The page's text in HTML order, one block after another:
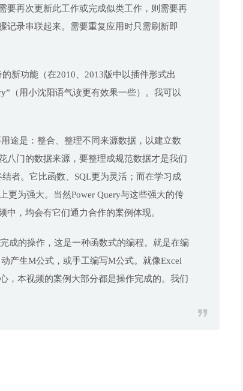
要再次更新此工作或完成似类工作，则需要再
记录串联起来。需要重复应用时只需刷新即
新功能（在2010、2013版中以插件形式出
（用小沈阳语气读更有效果一些）。我可以
途是：整合、整理不同来源数据，以建立数
八门的数据来源，要整理成规范数据才是我们
者。它比函数、SQL更为灵活；而在学习成
更为强大。当然Power Query与这些强大的传
，均会有它们通力合作的案例体现。
成的操作，这是一种函数式的编程。就是在编
产生M公式，或手工编写M公式。就像Excel
，本视频的案例大部分都是操作完成的。我们